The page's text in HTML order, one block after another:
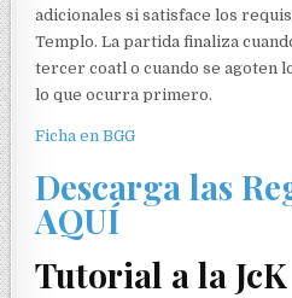
adicionales si satisface los
Templo. La partida finaliza
tercer coatl o cuando se agoten
lo que ocurra primero.
Ficha en BGG
Descarga las
AQUÍ
Tutorial a la JcK